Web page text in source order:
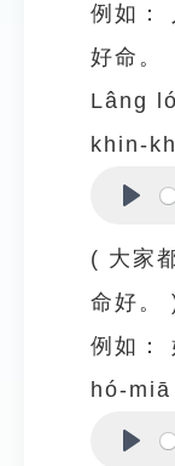
例如：
好命。
Lâng
khin-
( 大家
命好。
例如：
hó-